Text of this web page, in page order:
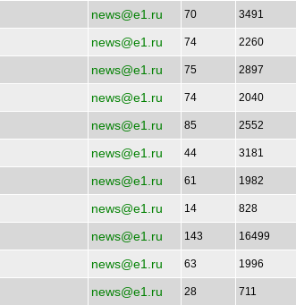
news@e1.ru 70 3491
news@e1.ru 74 2260
news@e1.ru 75 2897
news@e1.ru 74 2040
news@e1.ru 85 2552
news@e1.ru 44 3181
news@e1.ru 61 1982
news@e1.ru 14 828
news@e1.ru 143 16499
news@e1.ru 63 1996
news@e1.ru 28 711